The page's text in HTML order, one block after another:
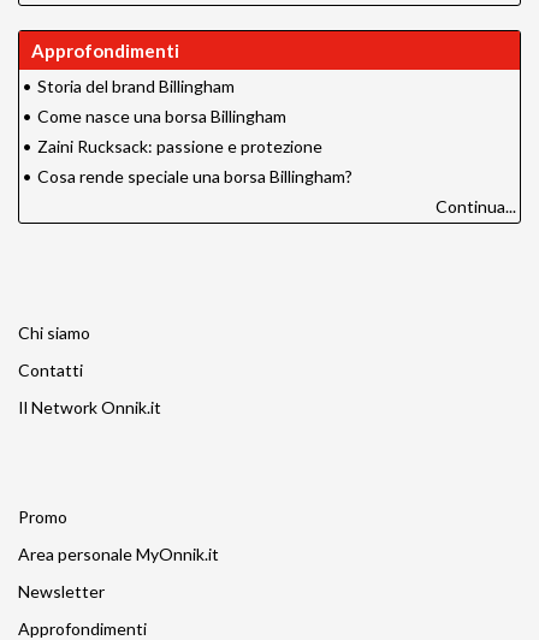
Approfondimenti
• Storia del brand Billingham
• Come nasce una borsa Billingham
• Zaini Rucksack: passione e protezione
• Cosa rende speciale una borsa Billingham?
Continua...
Chi siamo
Contatti
Il Network Onnik.it
Promo
Area personale MyOnnik.it
Newsletter
Approfondimenti